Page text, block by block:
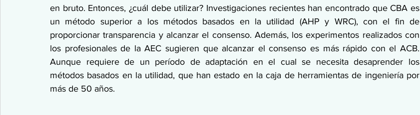
en bruto. Entonces, ¿cuál debe utilizar? Investigaciones recientes han encontrado que CBA es
un método superior a los métodos basados en la utilidad (AHP y WRC), con el fin de
proporcionar transparencia y alcanzar el consenso. Además, los experimentos realizados con
los profesionales de la AEC sugieren que alcanzar el consenso es más rápido con el ACB.
Aunque requiere de un período de adaptación en el cual se necesita desaprender los
métodos basados en la utilidad, que han estado en la caja de herramientas de ingeniería por
más de 50 años.